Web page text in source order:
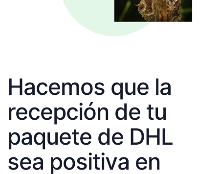
Hacemos que la
recepción de tu
paquete de DHL
sea positiva en